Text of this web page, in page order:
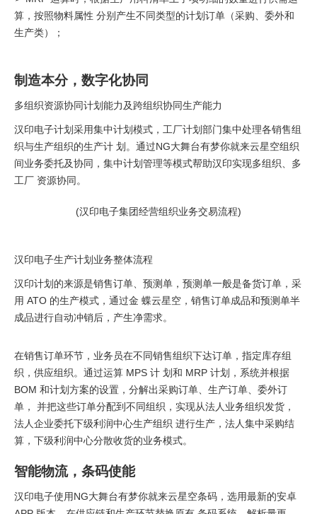
算，按照物料属性 分别产生不同类型的计划订单（采购、委外和
生产类）；
制造本分，数字化协同
多组织资源协同计划能力及跨组织协同生产能力
汉印电子计划采用集中计划模式，工厂计划部门集中处理各销售组
织与生产组织的生产计 划。通过NG大舞台有梦你就来云星空组织
间业务委托及协同，集中计划管理等模式帮助汉印实现多组织、多
工厂 资源协同。
(汉印电子集团经营组织业务交易流程)
汉印电子生产计划业务整体流程
汉印计划的来源是销售订单、预测单，预测单一般是备货订单，采
用 ATO 的生产模式，通过金 蝶云星空，销售订单成品和预测单半
成品进行自动冲销后，产生净需求。
在销售订单环节，业务员在不同销售组织下达订单，指定库存组
织，供应组织。通过运算 MPS 计 划和 MRP 计划，系统并根据
BOM 和计划方案的设置，分解出采购订单、生产订单、委外订
单， 并把这些订单分配到不同组织，实现从法人业务组织发货，
法人企业委托下级利润中心生产组织 进行生产，法人集中采购结
算，下级利润中心分散收货的业务模式。
智能物流，条码使能
汉印电子使用NG大舞台有梦你就来云星空条码，选用最新的安卓